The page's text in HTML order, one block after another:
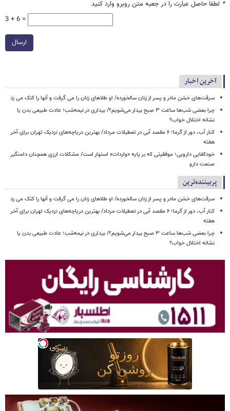
* لطفا حاصل عبارت را در جعبه متن روبرو وارد کنید
3 + 6 =
ارسال
آخرین اخبار
سرقت‌های خشن مادر و پسر از زنان سالخورده/ او طلاهای زنان را می گرفت و آنها را کتک می زد
چرا بعضی شب‌ها ساعت ۳ صبح بیدار می‌شویم؟/ بیداری در نیمه‌شب؛ عادت طبیعی بدن یا
نشانه اختلال خواب؟
کنار آب، دور از گرما؛ ۶ مقصد آبی در تعطیلات مرداد/ بهترین دریاچه‌های نزدیک تهران برای آخر
هفته
خودکفایی دارویی؛ موفقیتی که بر پایه‌ «واردات» استوار است/ مشکلات ارزی همچنان دامنگیر
صنعت دارو
پربیننده‌ترین
سرقت‌های خشن مادر و پسر از زنان سالخورده/ او طلاهای زنان را می گرفت و آنها را کتک می زد
کنار آب، دور از گرما؛ ۶ مقصد آبی در تعطیلات مرداد/ بهترین دریاچه‌های نزدیک تهران برای آخر
هفته
چرا بعضی شب‌ها ساعت ۳ صبح بیدار می‌شویم؟/ بیداری در نیمه‌شب؛ عادت طبیعی بدن یا
نشانه اختلال خواب؟